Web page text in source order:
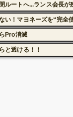
ルートへ...ランス会長が
い！マヨネーズを“完全
Pro消滅
と透ける！！